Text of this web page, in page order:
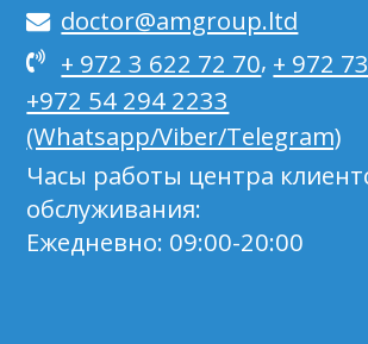
doctor@amgroup.ltd
+ 972 3 622 72 70, + 972
+972 54 294 2233
(Whatsapp/Viber/Telegram)
Часы работы центра
обслуживания:
Ежедневно: 09:00-20:00